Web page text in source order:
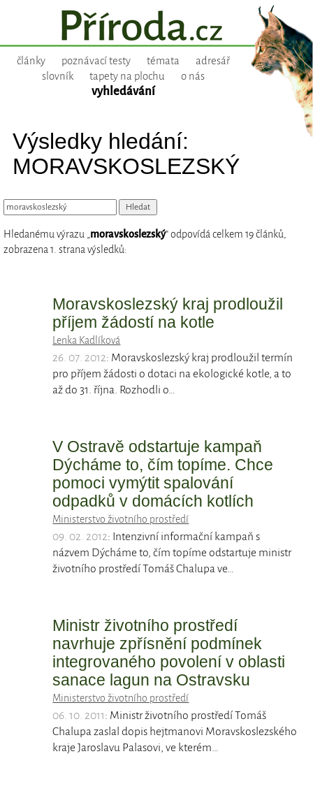
články poznávací testy témata
adresář
slovník
tapety na plochu o nás
vyhledávání
Výsledky hledání:
MORAVSKOSLEZSKÝ
Hledanému výrazu „moravskoslezský“ odpovídá celkem 19 článků,
zobrazena 1. strana výsledků:
Moravskoslezský kraj prodloužil
příjem žádostí na kotle
Lenka Kadlíková
26. 07. 2012: Moravskoslezský kraj prodloužil termín
pro příjem žádosti o dotaci na ekologické kotle, a to
až do 31. října. Rozhodli o…
V Ostravě odstartuje kampaň
Dýcháme to, čím topíme. Chce
pomoci vymýtit spalování
odpadků v domácích kotlích
Ministerstvo životního prostředí
09. 02. 2012: Intenzivní informační kampaň s
názvem Dýcháme to, čím topíme odstartuje ministr
životního prostředí Tomáš Chalupa ve…
Ministr životního prostředí
navrhuje zpřísnění podmínek
integrovaného povolení v oblasti
sanace lagun na Ostravsku
Ministerstvo životního prostředí
06. 10. 2011: Ministr životního prostředí Tomáš
Chalupa zaslal dopis hejtmanovi Moravskoslezského
kraje Jaroslavu Palasovi, ve kterém…